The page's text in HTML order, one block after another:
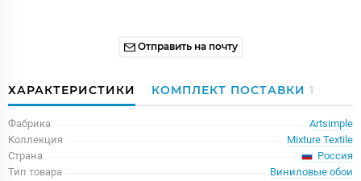
Отправить на почту
ХАРАКТЕРИСТИКИ КОМПЛЕКТ ПОСТАВКИ 1
Фабрика
Artsimple
Коллекция
Mixture Textile
Страна
Россия
Тип товара
Виниловые обои